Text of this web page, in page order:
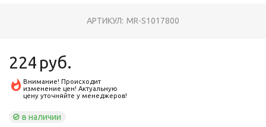
АРТИКУЛ: MR-S1017800
224 руб.
Внимание! Происходит
изменение цен! Актуальную
цену уточняйте у менеджеров!
в наличии